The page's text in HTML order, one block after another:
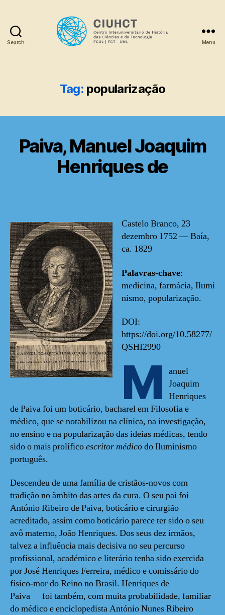
Search Menu
Tag: popularização
Paiva, Manuel Joaquim
Henriques de
Castelo Branco, 23
dezembro 1752 — Baía,
ca. 1829
Palavras-chave:
medicina, farmácia, Ilumi
nismo, popularização.
DOI:
https://doi.org/10.58277/
QSHI2990
M
anuel
Joaquim
Henriques
de Paiva foi um boticário, bacharel em Filosofia e
médico, que se notabilizou na clínica, na investigação,
no ensino e na popularização das ideias médicas, tendo
sido o mais prolíficoescritor médicodo Iluminismo
português.
Descendeu de uma família de cristãos-novos com
tradição no âmbito das artes da cura. O seu pai foi
António Ribeiro de Paiva, boticário e cirurgião
acreditado, assim como boticário parece ter sido o seu
avô materno, João Henriques. Dos seus dez irmãos,
talvez a influência mais decisiva no seu percurso
profissional, académico e literário tenha sido exercida
por José Henriques Ferreira, médico e comissário do
físico-mor do Reino no Brasil. Henriques de
Paiva foi também, com muita probabilidade, familiar
do médico e enciclopedista António Nunes Ribeiro